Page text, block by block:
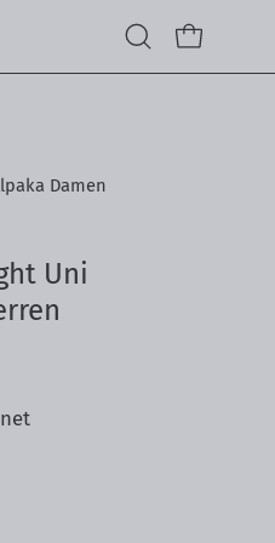
Suchleiste
öffnen
Warenkorb
Damen
Uni